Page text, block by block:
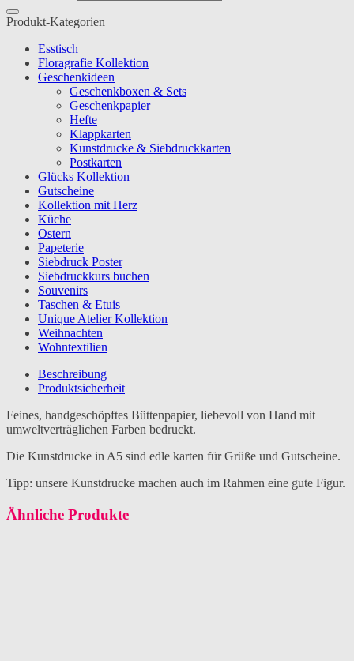
Produkt-Kategorien
Esstisch
Floragrafie Kollektion
Geschenkideen
Geschenkboxen & Sets
Geschenkpapier
Hefte
Klappkarten
Kunstdrucke & Siebdruckkarten
Postkarten
Glücks Kollektion
Gutscheine
Kollektion mit Herz
Küche
Ostern
Papeterie
Siebdruck Poster
Siebdruckkurs buchen
Souvenirs
Taschen & Etuis
Unique Atelier Kollektion
Weihnachten
Wohntextilien
Beschreibung
Produktsicherheit
Feines, handgeschöpftes Büttenpapier, liebevoll von Hand mit
umweltverträglichen Farben bedruckt.
Die Kunstdrucke in A5 sind edle karten für Grüße und Gutscheine.
Tipp: unsere Kunstdrucke machen auch im Rahmen eine gute Figur.
Ähnliche Produkte